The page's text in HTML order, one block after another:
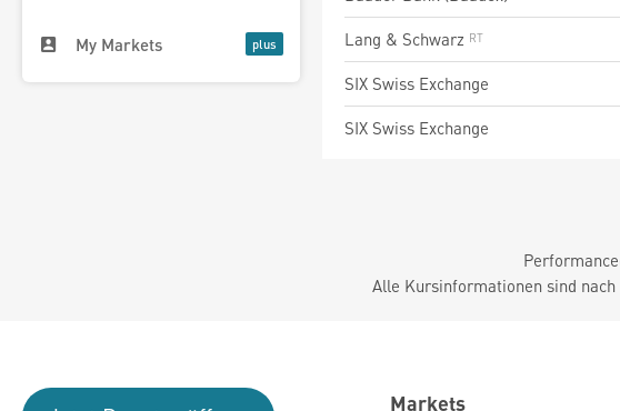
My Markets
Lang & Schwarz
SIX Swiss Exchange
SIX Swiss Exchange
Alle Kursinformationen sind
Markets